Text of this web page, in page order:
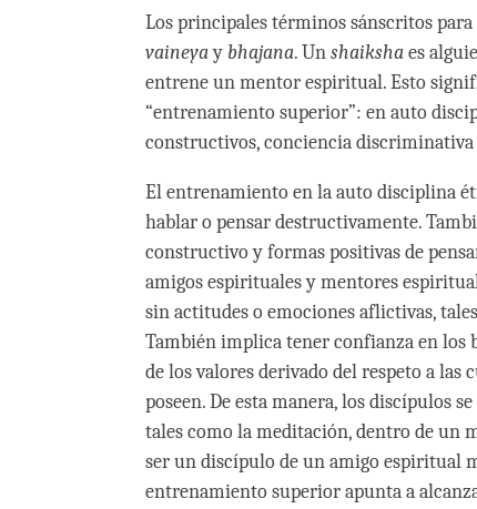
Los principales términos sánscritos
vaineyay bhajana. Unshaikshaes
entrene un mentor espiritual. Esto
“entrenamiento superior”: en auto
constructivos, conciencia discriminativa
El entrenamiento en la auto disciplina
hablar o pensar destructivamente.
constructivo y formas positivas de
amigos espirituales y mentores
sin actitudes o emociones aflictivas,
También implica tener confianza en los
de los valores derivado del respeto a las
poseen. De esta manera, los discípulos
tales como la meditación, dentro de un
ser un discípulo de un amigo espiritual
entrenamiento superior apunta a